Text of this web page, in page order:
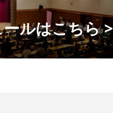
ルはこちら >